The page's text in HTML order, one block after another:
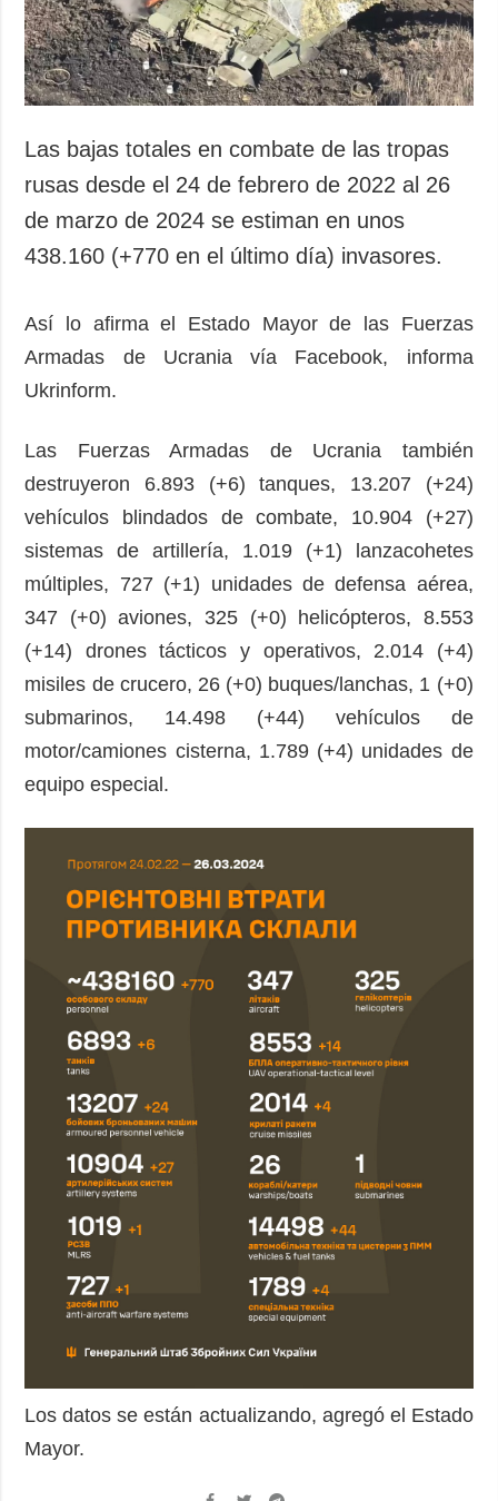
Sociedad y
Cultura
Deportes
Crimen
Desastres y
emergencias
datos personales
ADICIONAL
Podcasts
Entrevistas
Fotos
Video
SERVICIOS
Suscripción
Las bajas totales en combate de las tropas
rusas desde el 24 de febrero de 2022 al 26
de marzo de 2024 se estiman en unos
438.160 (+770 en el último día) invasores.
Así lo afirma el Estado Mayor de las Fuerzas
Armadas de Ucrania vía Facebook, informa
Ukrinform.
Las Fuerzas Armadas de Ucrania también
destruyeron 6.893 (+6) tanques, 13.207 (+24)
vehículos blindados de combate, 10.904 (+27)
sistemas de artillería, 1.019 (+1) lanzacohetes
múltiples, 727 (+1) unidades de defensa aérea,
347 (+0) aviones, 325 (+0) helicópteros, 8.553
(+14) drones tácticos y operativos, 2.014 (+4)
misiles de crucero, 26 (+0) buques/lanchas, 1 (+0)
submarinos, 14.498 (+44) vehículos de
motor/camiones cisterna, 1.789 (+4) unidades de
equipo especial.
Los datos se están actualizando, agregó el Estado
Mayor.